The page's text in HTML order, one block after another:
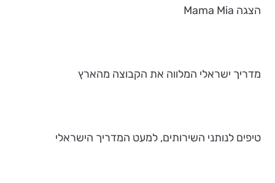
הצגה Mama Mia
מדריך ישראלי המלווה את הקבוצה מהארץ
טיפים לנותני השירותים, למעט המדריך הישראלי